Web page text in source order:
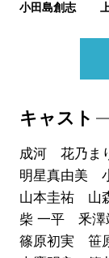
小田島創志
キャスト
成河 花乃ま
明星真由美
山本圭祐 山
柴 一平 釆
篠原初実 笹